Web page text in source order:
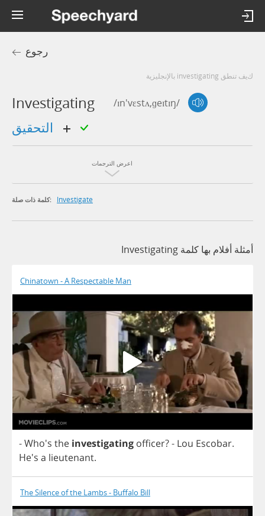
رجوع
كيف تنطق investigating بالإنجليزية
Investigating /ɪn'vɛstʌ,ɡeɪtɪŋ/
اعرض الترجمات
كلمة ذات صلة: Investigate
أمثلة أفلام بها كلمة Investigating
Chinatown - A Respectable Man
- Who's the investigating officer?- Lou Escobar.
He's a lieutenant.
The Silence of the Lambs - Buffalo Bill